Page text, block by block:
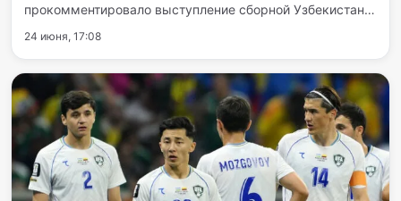
прокомментировало выступление сборной Узбекистана
принимающих странах переполнены, города кипят
24 июня, 17:08